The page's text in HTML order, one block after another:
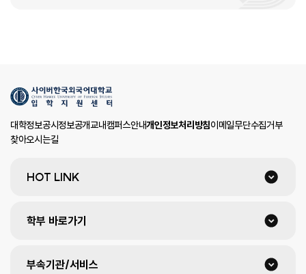
대학정보공시정보공개교내캠퍼스안내개인정보처리방침이메일무단수집거부
찾아오시는길
HOT LINK
학부 바로가기
부속기관/서비스